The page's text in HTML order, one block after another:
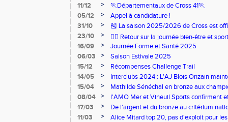
11/12
>
🏃Départementaux de Cross 41🏃
05/12
>
Appel à candidature !
31/10
>
🎽 La saison 2025/2026 de Cross est
23/10
>
🧘‍♀️ Retour sur la journée bien-être et
16/09
>
Journée Forme et Santé 2025
06/03
>
Saison Estivale 2025
15/12
>
Récompenses Challenge Trail
14/05
>
Interclubs 2024 : L'AJ Blois Onzain
Romorantin en N2B
15/04 >
Mathilde Sénéchal en bronze aux
08/04
>
l'AMO Mer et Vineuil Sports confirment
benjamins
17/03 >
De l'argent et du bronze au critérium
11/03
>
Alice Mitard top 20, pas d'exploit pour